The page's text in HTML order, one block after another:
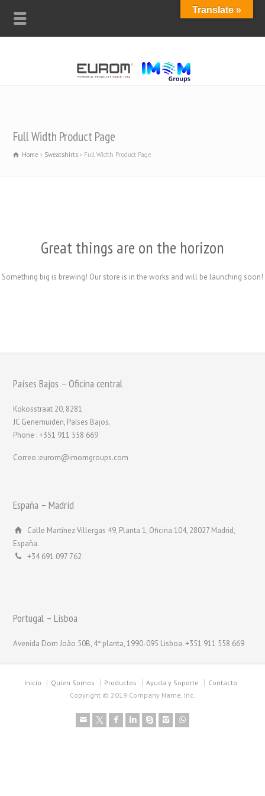
Full Width Product Page
Home Sweatshirts Full Width Product Page
Great things are on the horizon
Something big is brewing! Our store is in the works and will be launching soon!
Países Bajos – Oficina central
Kokosstraat 20, 8281
JC Genemuiden, Países Bajos.
Phone : +351 911 558 669
Correo :eurom@imomgroups.com
España – Madrid
Calle Martínez Villergas 49, Planta 1, Oficina 104, 28027 Madrid,
España.
+34 691 097 762
Portugal – Lisboa
Avenida Dom João 50B, 4ª planta, 1990-095 Lisboa. +351 911 558 669
Inicio Quien Somos Productos Ayuda y Soporte
Contacto
Copyright © 2019 Company Name, Inc.
Translate »